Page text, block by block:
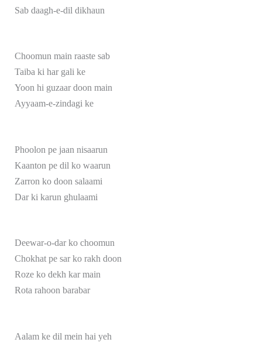
Sab daagh-e-dil dikhaun
Choomun main raaste sab
Taiba ki har gali ke
Yoon hi guzaar doon main
Ayyaam-e-zindagi ke
Phoolon pe jaan nisaarun
Kaanton pe dil ko waarun
Zarron ko doon salaami
Dar ki karun ghulaami
Deewar-o-dar ko choomun
Chokhat pe sar ko rakh doon
Roze ko dekh kar main
Rota rahoon barabar
Aalam ke dil mein hai yeh